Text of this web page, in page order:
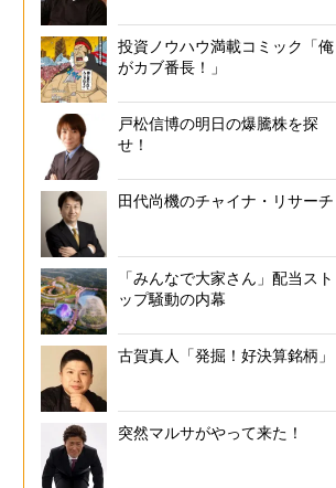
投資ノウハウ満載コミック「俺
がカブ番長！」
戸松信博の明日の爆騰株を探
せ！
田代尚機のチャイナ・リサーチ
「みんなで大家さん」配当スト
ップ騒動の内幕
古賀真人「発掘！好決算銘柄」
突然マルサがやって来た！